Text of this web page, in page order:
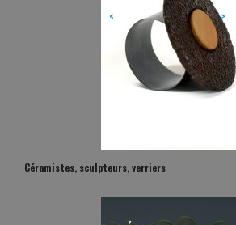
< >
Céramistes, sculpteurs, verriers